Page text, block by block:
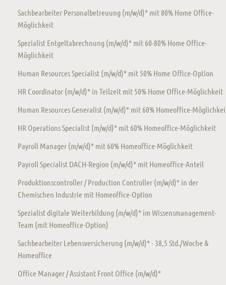
Sachbearbeiter Personalbetreuung (m/w/d)* mit 80% Home Office-
Möglichkeit
Spezialist Entgeltabrechnung (m/w/d)* mit 60-80% Home Office-
Möglichkeit
Human Resources Specialist (m/w/d)* mit 50% Home Office-Option
HR Coordinator (m/w/d)* in Teilzeit mit 50% Home Office-Möglichkeit
Human Resources Generalist (m/w/d)* mit 60% Homeoffice-
HR Operations Specialist (m/w/d)* mit 60% Homeoffice-Möglichkeit
Payroll Manager (m/w/d)* mit 60% Homeoffice-Möglichkeit
Payroll Specialist DACH-Region (m/w/d)* mit Homeoffice-Anteil
Produktionscontroller / Production Controller (m/w/d)* in der
Chemischen Industrie mit Homeoffice-Option
Spezialist digitale Weiterbildung (m/w/d)* im Wissensmanagement-
Team (mit Homeoffice-Option)
Sachbearbeiter Lebensversicherung (m/w/d)* - 38,5 Std./Woche &
Homeoffice
Office Manager / Assistant Front Office (m/w/d)*